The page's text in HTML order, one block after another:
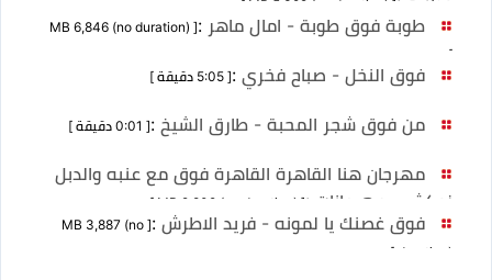
[ MB 5,392 (no duration) ]
طوبة فوق طوبة - امال ماهر :
[ MB 6,846 (no duration)
]
فوق النخل - صباح فخري :[ 5:05 دقيقة ]
من فوق شجر المحبة - طارق الشيخ :[ 0:01 دقيقة ]
مهرجان هنا القاهرة القاهرة فوق مع عنبه والدبل
زوكش - مهرجانات :
[ MB 2,809 (no duration) ]
فوق غصنك يا لمونه - فريد الاطرش :
[ MB 3,887 (no
duration) ]